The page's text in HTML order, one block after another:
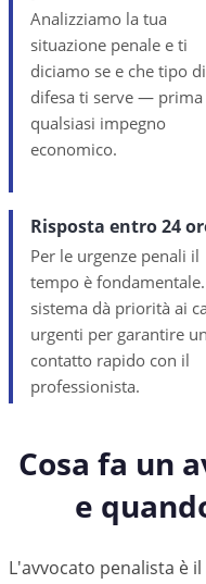
Analizziamo la tua
situazione penale e ti
diciamo se e che tipo di
difesa ti serve — prima
qualsiasi impegno
economico.
Risposta entro 24
Per le urgenze penali il
tempo è
sistema dà priorità ai
urgenti per garantire un
contatto rapido con il
professionista.
Cosa fa un
e
L'avvocato penalista è